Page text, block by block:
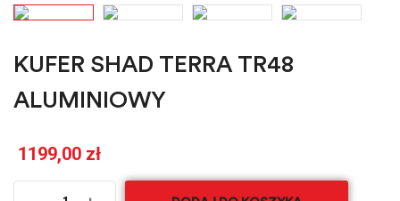
KUFER SHAD TERRA TR48
ALUMINIOWY
1199,00 zł